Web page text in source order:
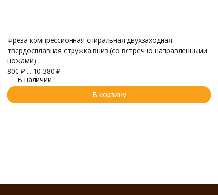
Фреза компрессионная спиральная двухзаходная
твердосплавная стружка вниз (со встречно направленными
ножами)
800 ₽ ... 10 380 ₽
В наличии
В корзину